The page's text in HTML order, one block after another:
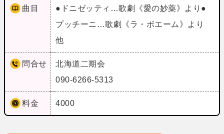
曲目
●ドニゼッティ…歌劇《愛の妙薬》より●
プッチーニ…歌劇《ラ・ボエーム》より
他
問合せ
北海道二期会
090-6266-5313
料金 4000